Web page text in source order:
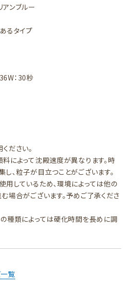
ンブルー
るタイプ
：30秒
ださい。
によって沈殿速度が異なります。時
、粒子が目立つことがございます。
しているため、環境によっては他の
場合がございます。予めご了承くださ
種類によっては硬化時間を長めに調
覧